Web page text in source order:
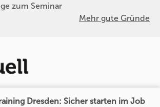
zum Seminar
Mehr gute Gründe
Dresden: Sicher starten im Job